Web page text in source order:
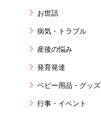
お世話
病気・トラブル
産後の悩み
発育発達
ベビー用品・グッズ
行事・イベント